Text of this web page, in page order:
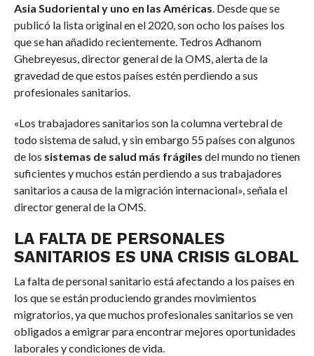
Asia Sudoriental y uno en las Américas . Desde que se
publicó la lista original en el 2020, son ocho los países los
que se han añadido recientemente. Tedros Adhanom
Ghebreyesus, director general de la OMS, alerta de la
gravedad de que estos países estén perdiendo a sus
profesionales sanitarios.
«Los trabajadores sanitarios son la columna vertebral de
todo sistema de salud, y sin embargo 55 países con algunos
de los sistemas de salud más frágiles del mundo no tienen
suficientes y muchos están perdiendo a sus trabajadores
sanitarios a causa de la migración internacional», señala el
director general de la OMS.
LA FALTA DE PERSONALES
SANITARIOS ES UNA CRISIS GLOBAL
La falta de personal sanitario está afectando a los países en
los que se están produciendo grandes movimientos
migratorios, ya que muchos profesionales sanitarios se ven
obligados a emigrar para encontrar mejores oportunidades
laborales y condiciones de vida.